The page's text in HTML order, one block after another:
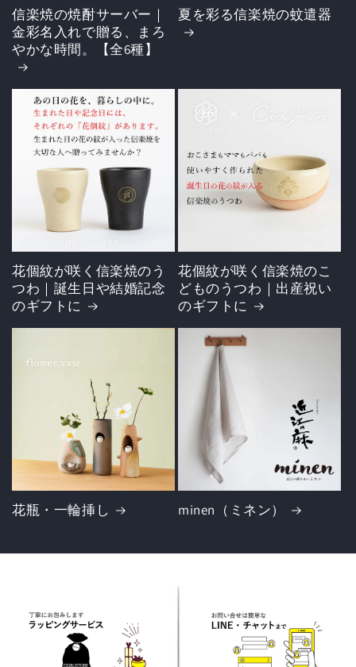
信楽焼の焼酎サーバー｜
金彩名入れで贈る、まろ
やかな時間。【全6種】
夏を彩る信楽焼の蚊遣器
花個紋が咲く信楽焼のう
つわ｜誕生日や結婚記念
のギフトに
花個紋が咲く信楽焼のこ
どものうつわ｜出産祝い
のギフトに
花瓶・一輪挿し minen（ミネン）